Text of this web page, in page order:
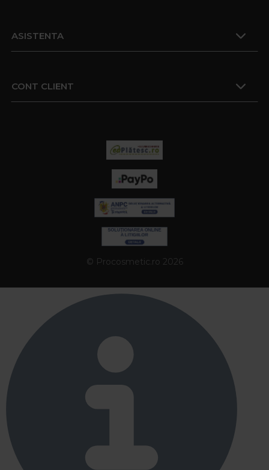
ASISTENTA
CONT CLIENT
© Procosmetic.ro 2026